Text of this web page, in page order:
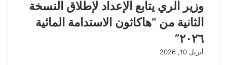
وزير الري يتابع الإعداد لإطلاق النسخة
الثانية من “هاكاثون الاستدامة المائية
٢٠٢٦”
أبريل 10, 2026